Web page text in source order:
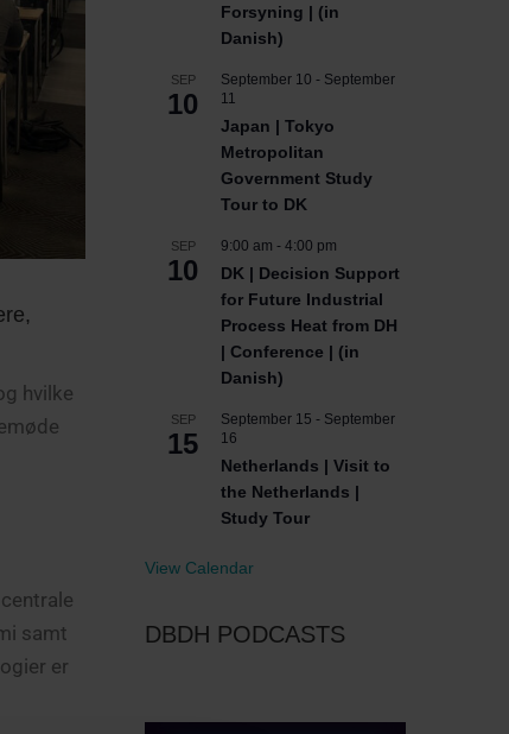
hvilke
samt
er
Forsyning | (in
Danish)
SEP
10
September 10 - September
11
Japan | Tokyo
Metropolitan
Government Study
Tour to DK
SEP
10
9:00 am - 4:00 pm
DK | Decision Support
for Future Industrial
Process Heat from DH
| Conference | (in
Danish)
SEP
15
September 15 - September
16
Netherlands | Visit to
the Netherlands |
Study Tour
View Calendar
DBDH PODCASTS